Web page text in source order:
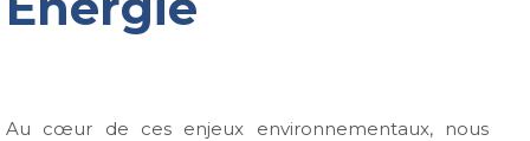
Au cœur de ces enjeux environnementaux, nous